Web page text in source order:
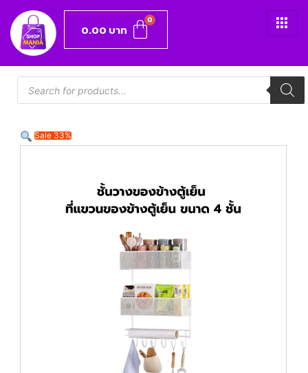
0.00 บาท
Sale 33%